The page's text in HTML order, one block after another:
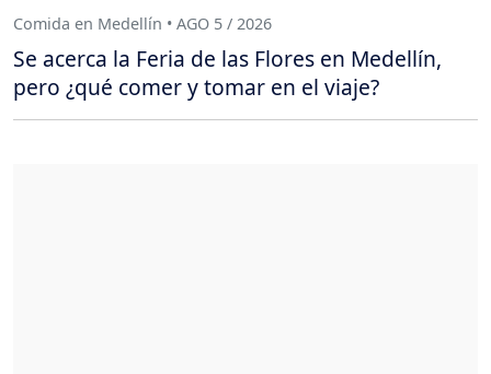
Comida en Medellín • AGO 5 / 2026
Se acerca la Feria de las Flores en Medellín,
pero ¿qué comer y tomar en el viaje?